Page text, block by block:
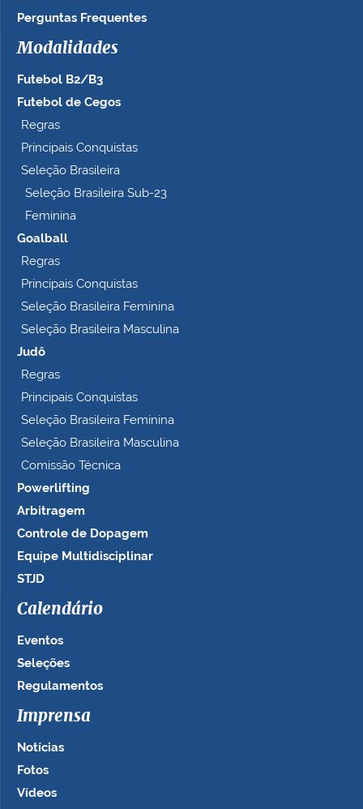
Perguntas Frequentes
Modalidades
Futebol B2/B3
Futebol de Cegos
Regras
Principais Conquistas
Seleção Brasileira
Seleção Brasileira Sub-23
Feminina
Goalball
Regras
Principais Conquistas
Seleção Brasileira Feminina
Seleção Brasileira Masculina
Judô
Regras
Principais Conquistas
Seleção Brasileira Feminina
Seleção Brasileira Masculina
Comissão Técnica
Powerlifting
Arbitragem
Controle de Dopagem
Equipe Multidisciplinar
STJD
Calendário
Eventos
Seleções
Regulamentos
Imprensa
Notícias
Fotos
Vídeos